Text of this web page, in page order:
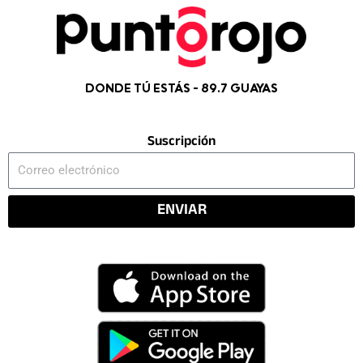
DONDE TÚ ESTÁS - 89.7 GUAYAS
Suscripción
ENVIAR